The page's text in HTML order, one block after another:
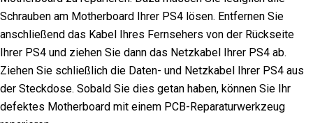
Schrauben am Motherboard Ihrer PS4 lösen. Entfernen Sie
anschließend das Kabel Ihres Fernsehers von der Rückseite
Ihrer PS4 und ziehen Sie dann das Netzkabel Ihrer PS4 ab.
Ziehen Sie schließlich die Daten- und Netzkabel Ihrer PS4 aus
der Steckdose. Sobald Sie dies getan haben, können Sie Ihr
defektes Motherboard mit einem PCB-Reparaturwerkzeug